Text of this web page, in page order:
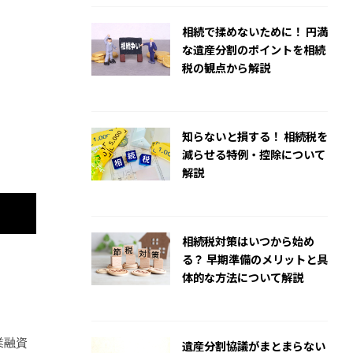
融資
相続で揉めないために！ 円満
な遺産分割のポイントを相続
税の観点から解説
知らないと損する！ 相続税を
減らせる特例・控除について
解説
相続税対策はいつから始め
る？ 早期準備のメリットと具
体的な方法について解説
遺産分割協議がまとまらない